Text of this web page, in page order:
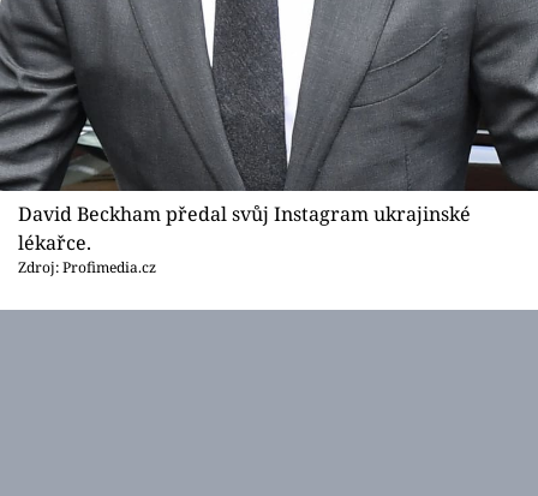
David Beckham předal svůj Instagram ukrajinské
lékařce.
Zdroj: Profimedia.cz